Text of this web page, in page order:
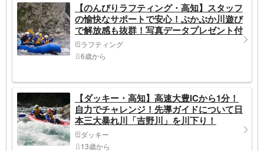
【のんびりラフティング・高知】スタッフ
の愉快なサポートで安心！ぷかぷか川遊び
で解放感も抜群！写真データプレゼント付
きラフティング
6歳から
【ダッキー・高知】高速大豊ICから1分！
自力でチャレンジ！先導ガイドについて日
本三大暴れ川「吉野川」を川下り！
ダッキー
13歳から